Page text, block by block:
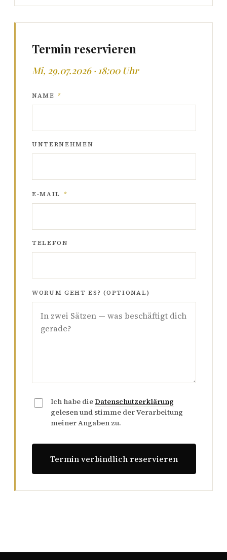
Termin reservieren
Mi, 29.07.2026 · 18:00 Uhr
NAME *
UNTERNEHMEN
E-MAIL *
TELEFON
WORUM GEHT ES? (OPTIONAL)
Ich habe dieDatenschutzerklärung
gelesen und stimme der Verarbeitung
meiner Angaben zu.
Termin verbindlich reservieren